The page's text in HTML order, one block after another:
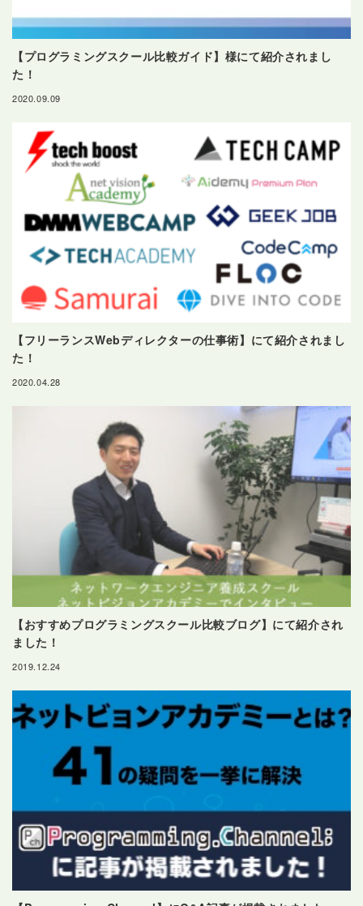
【プログラミングスクール比較ガイド】様にて紹介されまし
た！
2020.09.09
【フリーランスWebディレクターの仕事術】にて紹介されまし
た！
2020.04.28
【おすすめプログラミングスクール比較ブログ】にて紹介され
ました！
2019.12.24